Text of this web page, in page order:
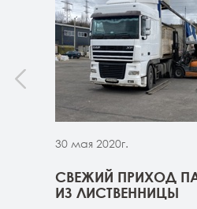
30 мая 2020г.
СВЕЖИЙ ПРИХОД
ИЗ ЛИСТВЕННИЦЫ